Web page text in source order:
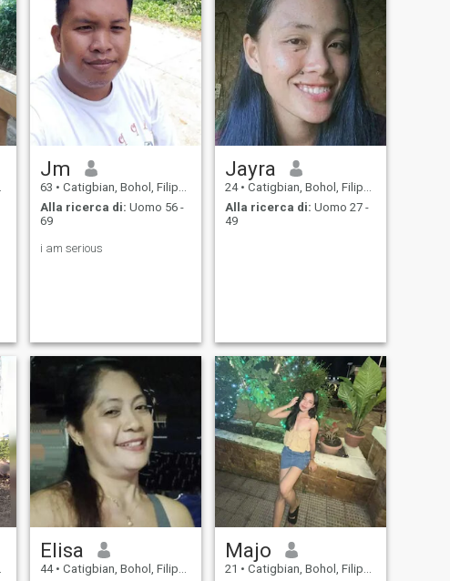
Jm
63 • Catigbian, Bohol, Filippine
Alla ricerca di: Uomo 56 -
69
i am serious
Jayra
24 • Catigbian, Bohol, Filippine
Alla ricerca di: Uomo 27 -
49
Elisa
44 • Catigbian, Bohol, Filippine
Majo
21 • Catigbian, Bohol, Filippine